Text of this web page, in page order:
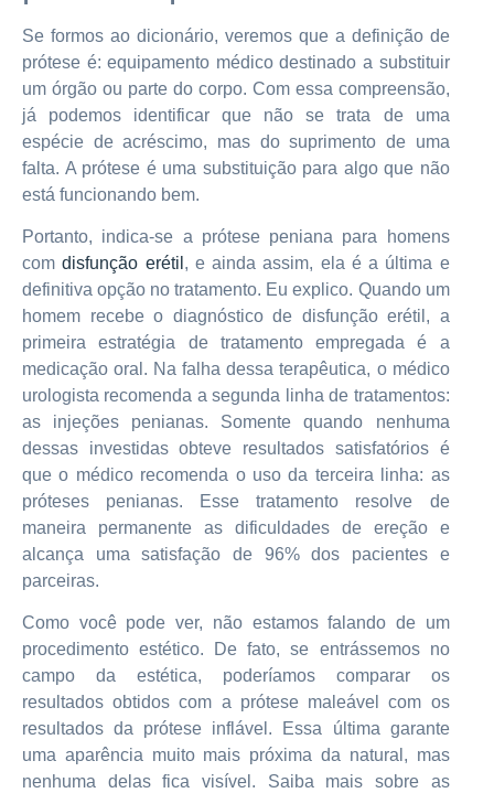
Se formos ao dicionário, veremos que a definição de
prótese é: equipamento médico destinado a substituir
um órgão ou parte do corpo. Com essa compreensão,
já podemos identificar que não se trata de uma
espécie de acréscimo, mas do suprimento de uma
falta. A prótese é uma substituição para algo que não
está funcionando bem.
Portanto, indica-se a prótese peniana para homens
comdisfunção erétil , e ainda assim, ela é a última e
definitiva opção no tratamento. Eu explico. Quando um
homem recebe o diagnóstico de disfunção erétil, a
primeira estratégia de tratamento empregada é a
medicação oral. Na falha dessa terapêutica, o médico
urologista recomenda a segunda linha de tratamentos:
as injeções penianas. Somente quando nenhuma
dessas investidas obteve resultados satisfatórios é
que o médico recomenda o uso da terceira linha: as
próteses penianas. Esse tratamento resolve de
maneira permanente as dificuldades de ereção e
alcança uma satisfação de 96% dos pacientes e
parceiras.
Como você pode ver, não estamos falando de um
procedimento estético. De fato, se entrássemos no
campo da estética, poderíamos comparar os
resultados obtidos com a prótese maleável com os
resultados da prótese inflável. Essa última garante
uma aparência muito mais próxima da natural, mas
nenhuma delas fica visível. Saiba mais sobre as